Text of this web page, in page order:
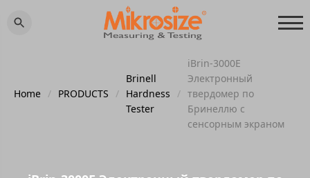
Home / PRODUCTS /
Brinell
Hardness
Tester
/
iBrin-3000E
Электронный
твердомер по
Бринеллю с
сенсорным экраном